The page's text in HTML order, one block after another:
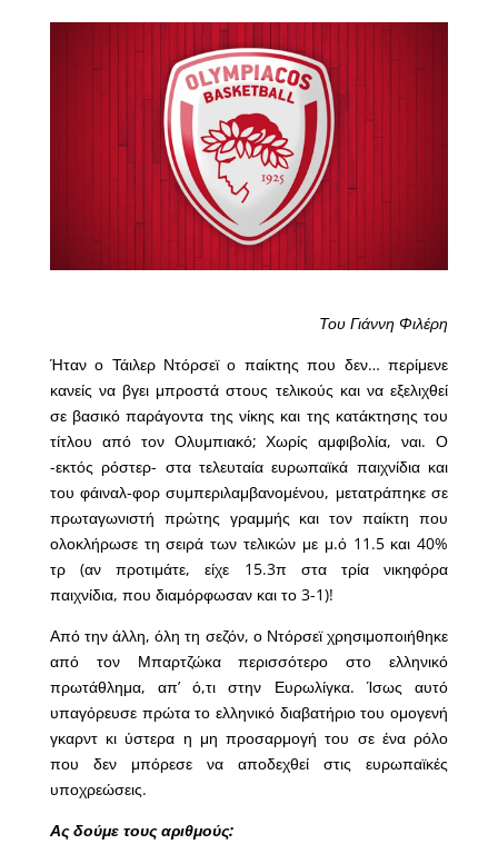
Του Γιάννη Φιλέρη
Ήταν ο Τάιλερ Ντόρσεϊ ο παίκτης που δεν… περίμενε
κανείς να βγει μπροστά στους τελικούς και να εξελιχθεί
σε βασικό παράγοντα της νίκης και της κατάκτησης του
τίτλου από τον Ολυμπιακό; Χωρίς αμφιβολία, ναι. Ο
-εκτός ρόστερ- στα τελευταία ευρωπαϊκά παιχνίδια και
του φάιναλ-φορ συμπεριλαμβανομένου, μετατράπηκε σε
πρωταγωνιστή πρώτης γραμμής και τον παίκτη που
ολοκλήρωσε τη σειρά των τελικών με μ.ό 11.5 και 40%
τρ (αν προτιμάτε, είχε 15.3π στα τρία νικηφόρα
παιχνίδια, που διαμόρφωσαν και το 3-1)!
Από την άλλη, όλη τη σεζόν, ο Ντόρσεϊ χρησιμοποιήθηκε
από τον Μπαρτζώκα περισσότερο στο ελληνικό
πρωτάθλημα, απ’ ό,τι στην Ευρωλίγκα. Ίσως αυτό
υπαγόρευσε πρώτα το ελληνικό διαβατήριο του ομογενή
γκαρντ κι ύστερα η μη προσαρμογή του σε ένα ρόλο
που δεν μπόρεσε να αποδεχθεί στις ευρωπαϊκές
υποχρεώσεις.
Ας δούμε τους αριθμούς: